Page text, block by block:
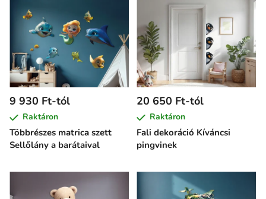
Többrészes matrica szett
Sellőlány a barátaival
9 930 Ft-tól
Raktáron
Fali dekoráció Kíváncsi
pingvinek
20 650 Ft-tól
Raktáron